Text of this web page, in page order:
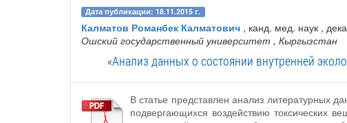
Дата публикации: 18.11.2015 г.
Калматов Романбек Калматович , канд. мед. наук ,
Ошский государственный университет , Кыргызстан
«Анализ данных о состоянии внутренней
В статье представлен анализ литературных
подвергающихся воздействию токсических